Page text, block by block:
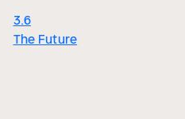
3.6
The Future